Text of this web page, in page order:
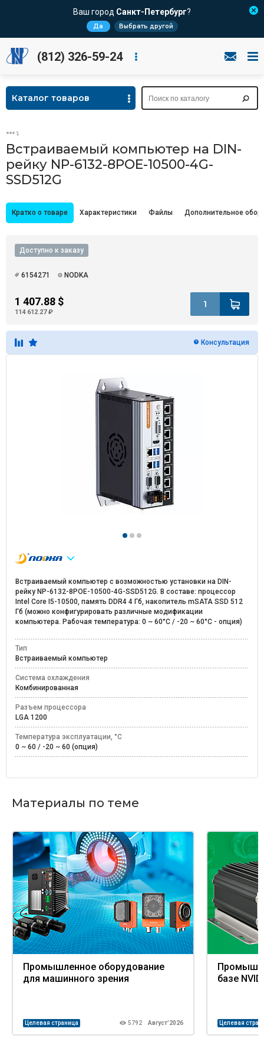
Ваш город Санкт-Петербург?
Да Выбрать другой
(812) 326-59-24
Каталог товаров
Встраиваемый компьютер на DIN-
рейку NP-6132-8POE-10500-4G-
SSD512G
Кратко о товаре Характеристики Файлы Дополнительное
Доступно к заказу
6154271 NODKA
1 407.88 $
114 612.27 ₽
Консультация
Встраиваемый компьютер с возможностью установки на DIN-
рейку NP-6132-8POE-10500-4G-SSD512G. В составе: процессор
Intel Core I5-10500, память DDR4 4 Гб, накопитель mSATA SSD 512
Гб (можно конфигурировать различные модификации
компьютера. Рабочая температура: 0 ~ 60°C / -20 ~ 60°C - опция)
Тип
Встраиваемый компьютер
Система охлаждения
Комбинированная
Разъем процессора
LGA 1200
Температура эксплуатации, °C
0 ~ 60 / -20 ~ 60 (опция)
Материалы по теме
Промышленное оборудование
для машинного зрения
Целевая страница 5792 Август’2026
базе
Целевая